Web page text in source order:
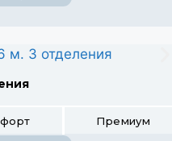
Премиум